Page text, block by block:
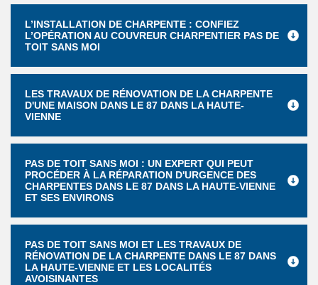
L’INSTALLATION DE CHARPENTE : CONFIEZ
L’OPÉRATION AU COUVREUR CHARPENTIER PAS DE
TOIT SANS MOI
LES TRAVAUX DE RÉNOVATION DE LA CHARPENTE
D'UNE MAISON DANS LE 87 DANS LA HAUTE-
VIENNE
PAS DE TOIT SANS MOI : UN EXPERT QUI PEUT
PROCÉDER À LA RÉPARATION D'URGENCE DES
CHARPENTES DANS LE 87 DANS LA HAUTE-VIENNE
ET SES ENVIRONS
PAS DE TOIT SANS MOI ET LES TRAVAUX DE
RÉNOVATION DE LA CHARPENTE DANS LE 87 DANS
LA HAUTE-VIENNE ET LES LOCALITÉS
AVOISINANTES